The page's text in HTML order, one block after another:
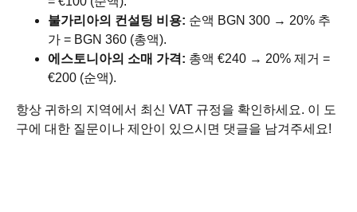
불가리아의 컨설팅 비용: 순액 BGN 300 → 20% 추
가 = BGN 360 (총액).
에스토니아의 소매 가격: 총액 €240 → 20% 제거 =
€200 (순액).
항상 귀하의 지역에서 최신 VAT 규정을 확인하세요. 이 도
구에 대한 질문이나 제안이 있으시면 댓글을 남겨주세요!